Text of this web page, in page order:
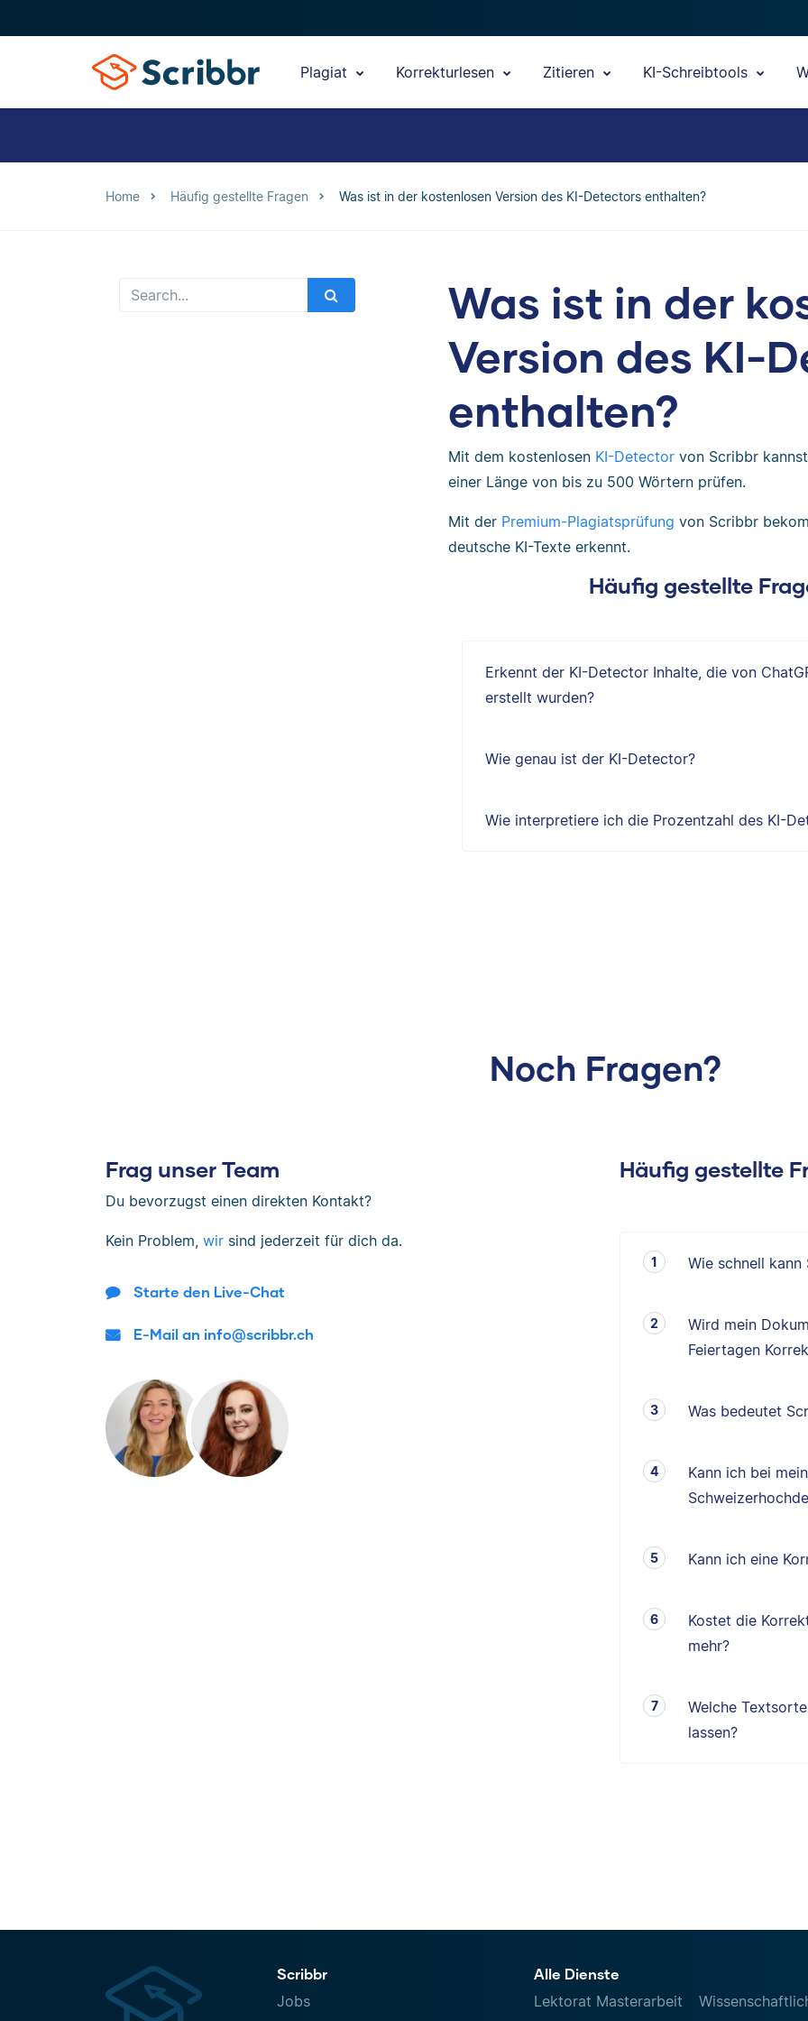
Plagiat Korrekturlesen Zitieren KI-Schreibtools
Home Häufig gestellte Fragen Was ist in der kostenlosen Version des KI-Detectors enthalten?
Was ist in der
Version des KI-
enthalten?
Mit dem kostenlosen KI-Detectorvon Scribbr
einer Länge von bis zu 500 Wörtern prüfen.
Mit der Premium-Plagiatsprüfung von Scribbr
deutsche KI-Texte erkennt.
Häufig gestellte
Erkennt der KI-Detector Inhalte, die von
erstellt wurden?
Wie genau ist der KI-Detector?
Wie interpretiere ich die Prozentzahl des KI-
Noch Fragen?
Frag unser Team
Du bevorzugst einen direkten Kontakt?
Kein Problem, wir sind jederzeit für dich da.
Starte den Live-Chat
E-Mail an info@scribbr.ch
Häufig gestellte
Wie schnell
Wird mein
Feiertagen
Was bedeutet
Kann ich bei
Kann ich eine
Kostet die
mehr?
Welche
lassen?
Scribbr
Jobs
Alle Dienste
Lektorat Masterarbeit